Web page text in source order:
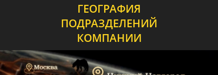
ГЕОГРАФИЯ
ПОДРАЗДЕЛЕНИЙ
КОМПАНИИ